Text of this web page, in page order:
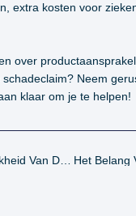
extra kosten voor
over
Neem
klaar om je te helpen!
Aansprakelijkheid Van De Wegbeheerder